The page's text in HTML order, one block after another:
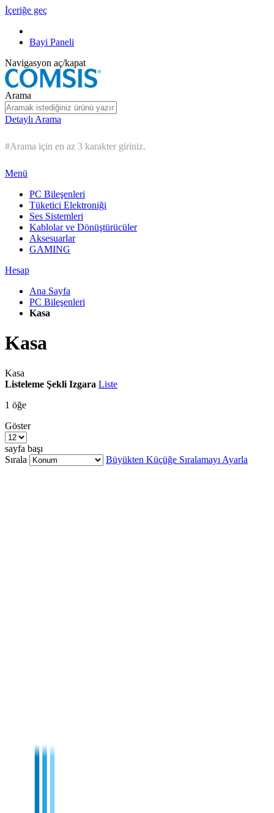
İçeriğe geç
Bayi Paneli
Navigasyon aç/kapat
Arama
Detaylı Arama
#Arama için en az 3 karakter giriniz.
Menü
PC Bileşenleri
Tüketici Elektroniği
Ses Sistemleri
Kablolar ve Dönüştürücüler
Aksesuarlar
GAMING
Hesap
Ana Sayfa
PC Bileşenleri
Kasa
Kasa
Kasa
Listeleme Şekli Izgara Liste
1 öğe
Göster
sayfa başı
Sırala
Büyükten Küçüğe Sıralamayı Ayarla